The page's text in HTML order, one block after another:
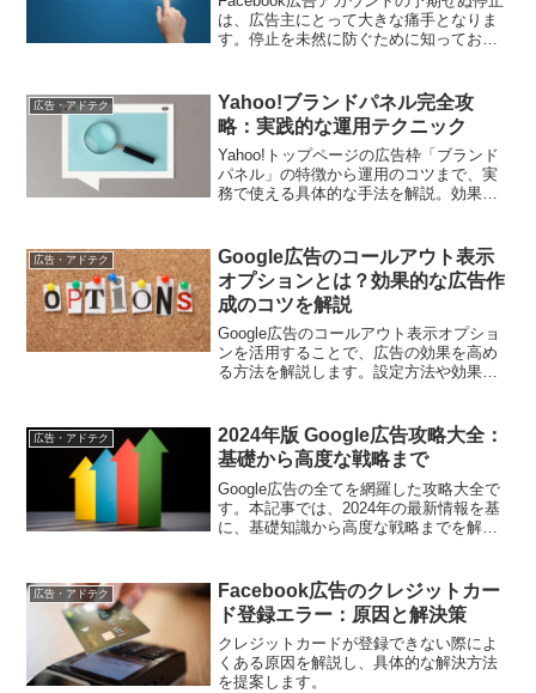
は、広告主にとって大きな痛手となりま
す。停止を未然に防ぐために知っておく
広告・アドテク
Yahoo!ブランドパネル完全攻
略：実践的な運用テクニック
Yahoo!トップページの広告枠「ブランド
パネル」の特徴から運用のコツまで、実
務で使える具体的な手法を解説。効果的
広告・アドテク
Google広告のコールアウト表示
オプションとは？効果的な広告作
成のコツを解説
Google広告のコールアウト表示オプショ
ンを活用することで、広告の効果を高め
る方法を解説します。設定方法や効果的
広告・アドテク
2024年版 Google広告攻略大全：
基礎から高度な戦略まで
Google広告の全てを網羅した攻略大全で
す。本記事では、2024年の最新情報を基
に、基礎知識から高度な戦略までを解説
ガイドを提供します。
広告・アドテク
Facebook広告のクレジットカー
ド登録エラー：原因と解決策
クレジットカードが登録できない際によ
くある原因を解説し、具体的な解決方法
を提案します。